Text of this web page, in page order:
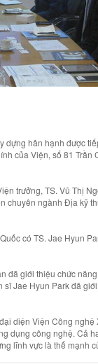
dựng hân hạnh được
của Viện, số 81 Trần
trưởng, TS. Vũ Thị
chuyên ngành Địa kỹ
có TS. Jae Hyun
đã giới thiệu chức
Jae Hyun Park đã
diện Viện Công nghệ
dụng công nghệ. Cả
lĩnh vực là thế mạnh